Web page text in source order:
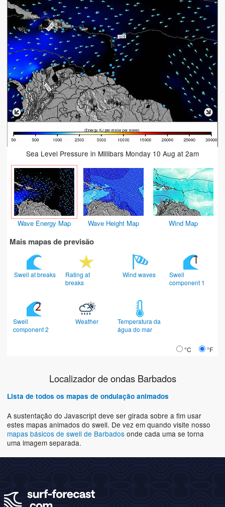
Sea Level Pressure in Millibars Monday 10 Aug at 2am
Wave Energy Map Wave Height Map Wind Map
Mais mapas de previsão
Swell at breaks
Rating at
breaks
Wind waves
Swell
component 1
Swell
component 2
Weather
Temperatura da
água do mar
°C °F
Localizador de ondas Barbados
Lista de todos os mapas de ondulação animados
A sustentação do Javascript deve ser girada sobre a fim usar
estes mapas animados do swell. De vez em quando visite nosso
mapas básicos de swell de Barbados onde cada uma se torna
uma imagem separada.